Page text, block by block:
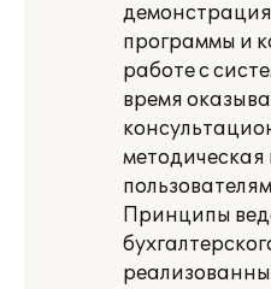
программы и
работе с
время
Принципы